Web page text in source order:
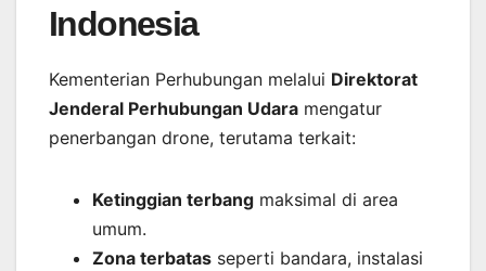
Indonesia
Kementerian Perhubungan melalui Direktorat
Jenderal Perhubungan Udara mengatur
penerbangan drone, terutama terkait:
Ketinggian terbang maksimal di area
umum.
Zona terbatas seperti bandara, instalasi